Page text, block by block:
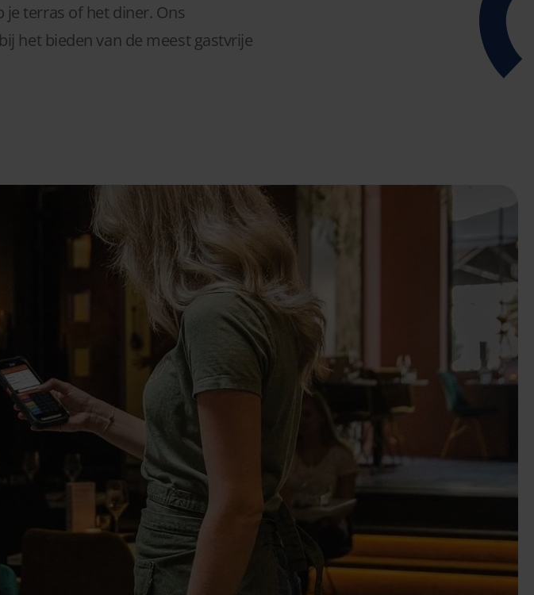
terras of het diner. Ons
het bieden van de meest gastvrije